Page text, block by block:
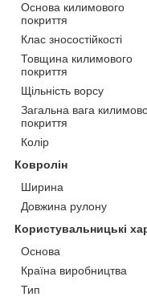
Основа килимового
покриття
Клас зносостійкості
Товщина килимового
покриття
Щільність ворсу
Загальна вага
покриття
Колір
Ковролін
Ширина
Довжина рулону
Користувальницькі
Основа
Країна виробництва
Тип